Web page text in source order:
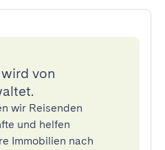
von
wir Reisenden
und helfen
Immobilien nach